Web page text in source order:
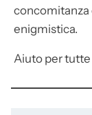
concomitanza
enigmistica.
Aiuto per